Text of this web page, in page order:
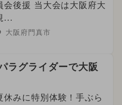
会後援 当大会は大阪府大
...
大阪府門真市
ラグライダーで大阪
休みに特別体験！手ぶら